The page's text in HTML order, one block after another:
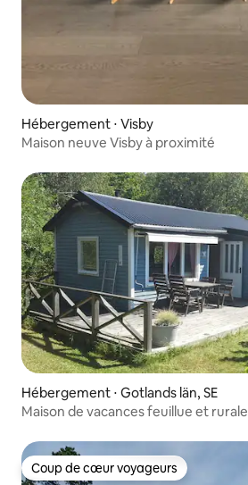
Hébergement ⋅ Visby
Maison neuve Visby à proximité
Hébergement ⋅ Gotlands län, SE
Maison de vacances feuillue et rurale
Coup de cœur voyageurs
Coup de cœur voyageurs